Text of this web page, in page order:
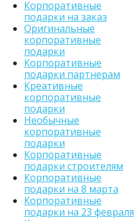
Корпоративные
подарки на заказ
Оригинальные
корпоративные
подарки
Корпоративные
подарки партнерам
Креативные
корпоративные
подарки
Необычные
корпоративные
подарки
Корпоративные
подарки строителям
Корпоративные
подарки на 8 марта
Корпоративные
подарки на 23 февраля